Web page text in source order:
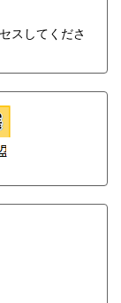
スしてくださ